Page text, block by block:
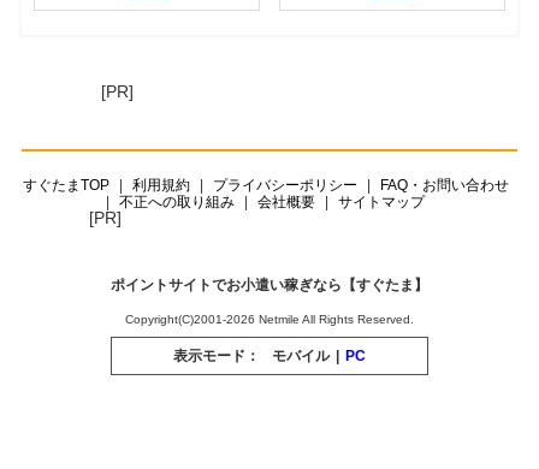
[PR]
すぐたまTOP 利用規約 プライバシーポリシー
FAQ・お問い合わせ
不正への取り組み
会社概要 サイトマップ
[PR]
ポイントサイトでお小遣い稼ぎなら【すぐたま】
Copyright(C)2001-2026 Netmile All Rights Reserved.
表示モード： モバイル | PC